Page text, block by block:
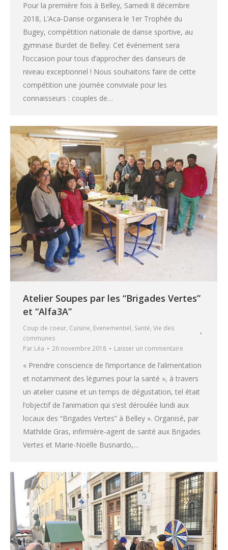
Pour la première fois à Belley, Samedi 8 décembre
2018, L’Aca-Danse organisera le 1er Trophée du
Bugey, compétition nationale de danse sportive, au
gymnase Burdet de Belley. Cet événement sera
l’occasion pour tous d’approcher des danseurs de
niveau exceptionnel ! Nous souhaitons faire de cette
compétition une journée conviviale pour les
connaisseurs : couples de…
Atelier Soupes par les “Brigades Vertes”
et “Alfa3A”
Coup de coeur, Cuisine, Evenementiel, Santé, Vie des
communes
Par Léa 26 novembre 2018 Laisser un commentaire
« Prendre conscience de l’importance de l’alimentation
et notamment des légumes pour la santé », à travers
un atelier cuisine et un temps de dégustation, tel était
l’objectif de l’animation qui s’est déroulée lundi aux
locaux des “Brigades Vertes” à Belley ». Organisé, par
Mathilde Gras, infirmière-agent de santé aux Brigades
Vertes et Marie-Noëlle Busnardo,…